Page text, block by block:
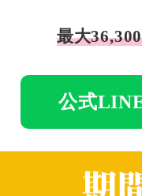
最大
公式